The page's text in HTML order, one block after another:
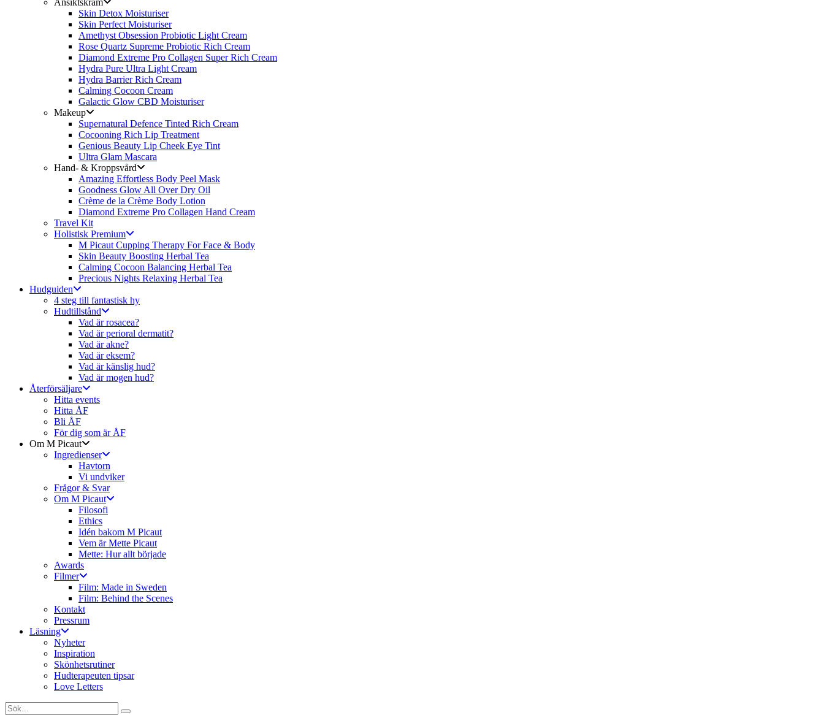
Ansiktskräm
Skin Detox Moisturiser
Skin Perfect Moisturiser
Amethyst Obsession Probiotic Light Cream
Rose Quartz Supreme Probiotic Rich Cream
Diamond Extreme Pro Collagen Super Rich Cream
Hydra Pure Ultra Light Cream
Hydra Barrier Rich Cream
Calming Cocoon Cream
Galactic Glow CBD Moisturiser
Makeup
Supernatural Defence Tinted Rich Cream
Cocooning Rich Lip Treatment
Genious Beauty Lip Cheek Eye Tint
Ultra Glam Mascara
Hand- & Kroppsvård
Amazing Effortless Body Peel Mask
Goodness Glow All Over Dry Oil
Crème de la Crème Body Lotion
Diamond Extreme Pro Collagen Hand Cream
Travel Kit
Holistisk Premium
M Picaut Cupping Therapy For Face & Body
Skin Beauty Boosting Herbal Tea
Calming Cocoon Balancing Herbal Tea
Precious Nights Relaxing Herbal Tea
Hudguiden
4 steg till fantastisk hy
Hudtillstånd
Vad är rosacea?
Vad är perioral dermatit?
Vad är akne?
Vad är eksem?
Vad är känslig hud?
Vad är mogen hud?
Återförsäljare
Hitta events
Hitta ÅF
Bli ÅF
För dig som är ÅF
Om M Picaut
Ingredienser
Havtorn
Vi undviker
Frågor & Svar
Om M Picaut
Filosofi
Ethics
Idén bakom M Picaut
Vem är Mette Picaut
Mette: Hur allt började
Awards
Filmer
Film: Made in Sweden
Film: Behind the Scenes
Kontakt
Pressrum
Läsning
Nyheter
Inspiration
Skönhetsrutiner
Hudterapeuten tipsar
Love Letters